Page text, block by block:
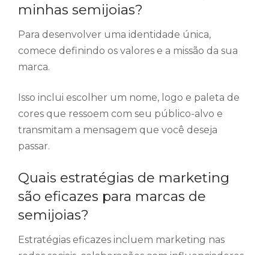
minhas semijoias?
Para desenvolver uma identidade única,
comece definindo os valores e a missão da sua
marca.
Isso inclui escolher um nome, logo e paleta de
cores que ressoem com seu público-alvo e
transmitam a mensagem que você deseja
passar.
Quais estratégias de marketing
são eficazes para marcas de
semijoias?
Estratégias eficazes incluem marketing nas